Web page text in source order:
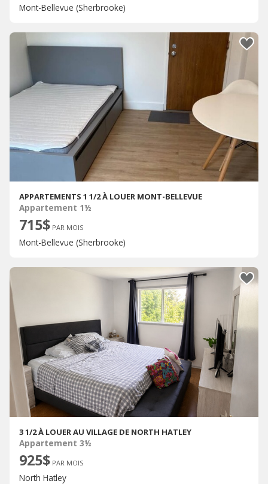
Mont-Bellevue (Sherbrooke)
APPARTEMENTS 1 1/2 À LOUER MONT-BELLEVUE
Appartement 1½
715$ PAR MOIS
Mont-Bellevue (Sherbrooke)
3 1/2 À LOUER AU VILLAGE DE NORTH HATLEY
Appartement 3½
925$ PAR MOIS
North Hatley